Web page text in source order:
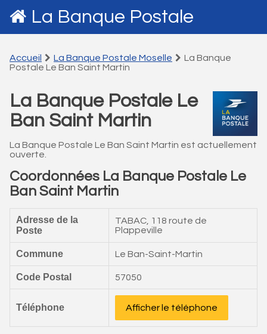
La Banque Postale
Accueil La Banque Postale Moselle
La Banque
Postale Le Ban Saint Martin
La Banque Postale Le
Ban Saint Martin
La Banque Postale Le Ban Saint Martin est actuellement
ouverte.
Coordonnées La Banque Postale Le
Ban Saint Martin
Adresse de la
Poste
TABAC, 118 route de
Plappeville
Commune Le Ban-Saint-Martin
Code Postal 57050
Téléphone Afficher le téléphone